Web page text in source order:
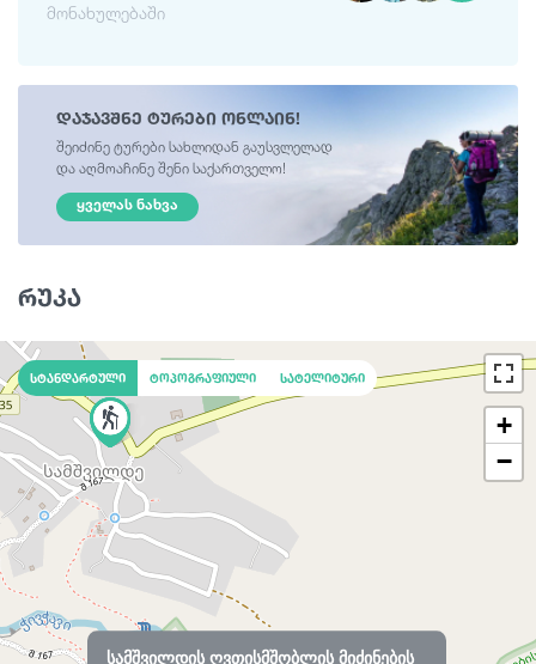
მონახულებაში
დაჯავშნე ტურები ონლაინ!
შეიძინე ტურები სახლიდან გაუსვლელად
და აღმოაჩინე შენი საქართველო!
ᲧᲕᲔᲚᲐᲡ ᲜᲐᲮᲕᲐ
რუკა
სამშვილდის ღვთისმშობლის მიძინების
+
−
სტანდარტული ტოპოგრაფიული სატელიტური